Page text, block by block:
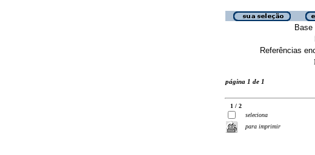
Base
Referências
página 1 de 1
1 / 2
seleciona
para imprimir